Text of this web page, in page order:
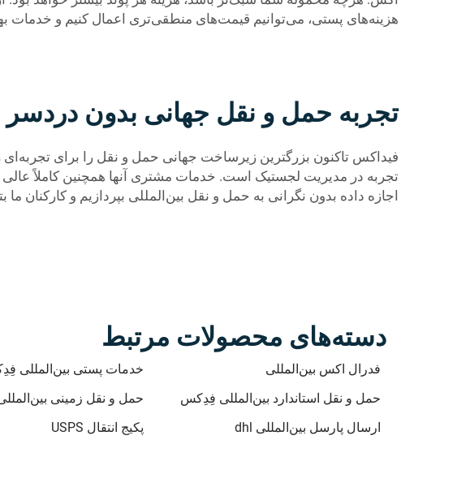
هزینه‌های پستی، می‌توانیم قیمت‌های منطقی‌تری اعمال کنیم و خدمات
تجربه حمل و نقل جهانی بدون
فیداکس تاکنون بزرگترین زیرساخت جهانی حمل و نقل را برای تجربه‌ای
تجربه در مدیریت لجستیک است. خدمات مشتری آنها همچنین کاملاً
اجازه داده بدون نگرانی به حمل و نقل بین‌المللی بپردازیم و
دسته‌های محصولات مرتبط
فدرال اکس بین‌المللی خدمات پستی بین‌المللی
حمل و نقل استاندارد بین‌المللی فِدِکس
حمل و نقل زمینی
ارسال پارسل بین‌المللی dhl
پکیج انتقال USPS